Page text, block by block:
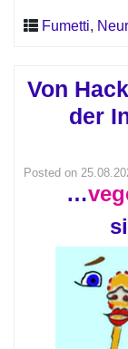
Fumetti,
Von
der
Posted on
…